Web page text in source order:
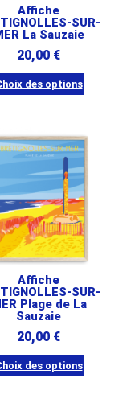
choisies
sur
la
page
du
Affiche
SUR-
La Sauzaie
20,00 €
des options
a
plusieurs
variations.
Les
options
peuvent
être
choisies
sur
la
page
du
Affiche
SUR-
Plage de La
Sauzaie
20,00 €
des options